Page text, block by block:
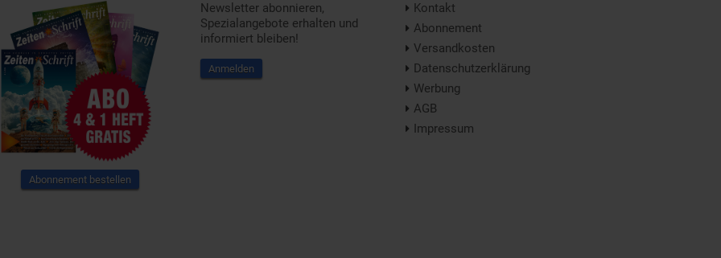
Abonnement bestellen
Newsletter abonnieren,
Spezialangebote erhalten und
informiert bleiben!
Anmelden
Kontakt
Abonnement
Versandkosten
Datenschutzerklärung
Werbung
AGB
Impressum